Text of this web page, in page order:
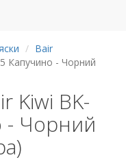
Bair
Капучино - Чорний
Kiwi BK-
- Чорний